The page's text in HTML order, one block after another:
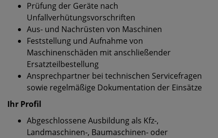
Prüfung der Geräte nach
Unfallverhütungsvorschriften
Aus- und Nachrüsten von Maschinen
Feststellung und Aufnahme von
Maschinenschäden mit anschließender
Ersatzteilbestellung
Ansprechpartner bei technischen Servicefragen
sowie regelmäßige Dokumentation der Einsätze
Ihr Profil
Abgeschlossene Ausbildung als Kfz-,
Landmaschinen-, Baumaschinen- oder